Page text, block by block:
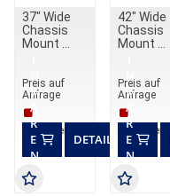
37" Wide
Chassis
Mount
Preis auf
Anfrage
Lieferzeit auf Anfrage
N
W
A
R
E
N
K
O
DETAILS
42" Wide
Chassis
Mount
Preis auf
Anfrage
N
W
A
R
E
N
K
O